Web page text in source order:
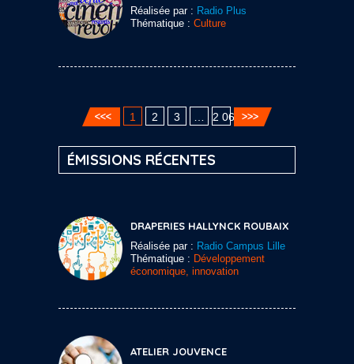
Réalisée par : Radio Plus
Thématique : Culture
1 2 3 2 060
ÉMISSIONS RÉCENTES
DRAPERIES HALLYNCK ROUBAIX
Réalisée par : Radio Campus Lille
Thématique : Développement
économique, innovation
ATELIER JOUVENCE